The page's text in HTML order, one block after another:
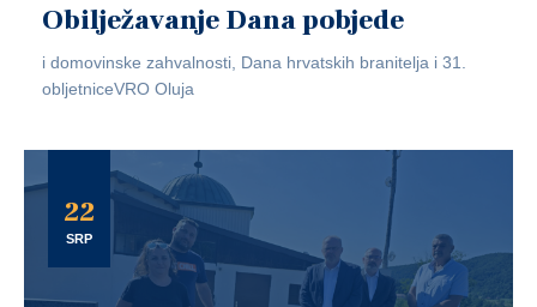
Obilježavanje Dana pobjede
i domovinske zahvalnosti, Dana hrvatskih branitelja i 31.
obljetniceVRO Oluja
22
SRP